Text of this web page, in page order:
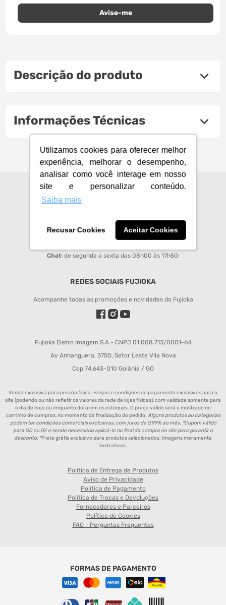
Utilizamos cookies para oferecer melhor
experiência, melhorar o desempenho,
analisar como você interage em nosso
site e personalizar conteúdo.
Saiba mais
Recusar Cookies Aceitar Cookies
Descrição do produto
Informações Técnicas
CENTRAL DE ATENDIMENTO
Horário de Atendimento:
Chat: de segunda a sexta das 08h00 às 17h50;
REDES SOCIAIS FUJIOKA
Acompanhe todas as promoções e novidades do Fujioka
Fujioka Eletro Imagem S.A - CNPJ 01.008.713/0001-64
Av Anhanguera, 3750, Setor Leste Vila Nova
Cep 74.643-010 Goiânia / GO
Venda exclusiva para pessoa física. Preços e condições de pagamento exclusivos para o
site (podendo ou não refletir os valores da rede de lojas físicas), com validade somente para
o dia de hoje ou enquanto durarem os estoques. O preço válido será o mostrado no
carrinho de compras, no momento da finalização do pedido. Alguns produtos ou categorias
podem ter condições comerciais exclusivas, com juros de 0,99% ao mês. *Cupom válido
para GO ou DF e sendo necessário aplicá-lo no final da compra no site para garantir o
desconto. *Frete grátis exclusivo para produtos selecionados. Imagens meramente
ilustrativas.
Política de Entrega de Produtos
Aviso de Privacidade
Política de Pagamento
Política de Trocas e Devoluções
Fornecedores e Parceiros
Política de Cookies
FAQ - Perguntas Frequentes
FORMAS DE PAGAMENTO